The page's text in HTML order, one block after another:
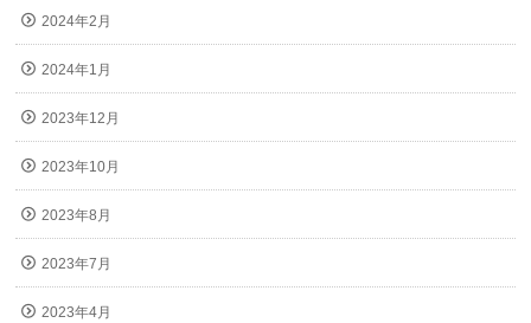
2024年2月
2024年1月
2023年12月
2023年10月
2023年8月
2023年7月
2023年4月